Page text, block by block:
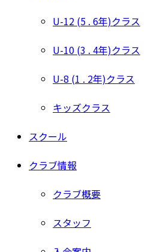
U-12 (5 . 6年)クラス
U-10 (3 . 4年)クラス
U-8 (1 . 2年)クラス
キッズクラス
スクール
クラブ情報
クラブ概要
スタッフ